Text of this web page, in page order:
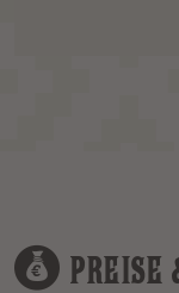
PREISE